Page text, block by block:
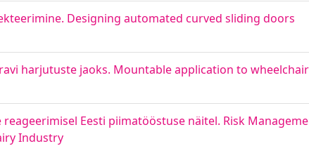
Designing automated curved sliding doors
harjutuste jaoks. Mountable application to
Eesti piimatööstuse näitel. Risk
Industry